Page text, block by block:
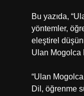
Bu yazıda,
yöntemler,
eleştirel
Ulan Mogolca
“Ulan
Dil, öğrenme